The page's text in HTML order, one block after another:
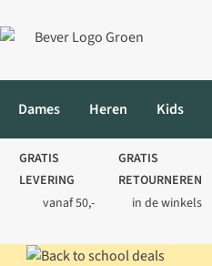
Dames Heren Kids
GRATIS
LEVERING
vanaf 50,-
GRATIS
RETOURNEREN
in de winkels